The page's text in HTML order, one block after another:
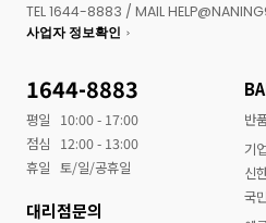
TEL 1644-8883 / MAIL
사업자 정보확인
1644-8883
평일
10:00 - 17:00
점심
12:00 - 13:00
휴일 토/일/공휴일
대리점문의
반
기업
신
국민